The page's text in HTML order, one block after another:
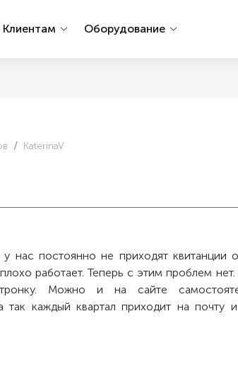
Клиентам Оборудование
KaterinaV
нас постоянно не приходят квитанции
работает. Теперь с этим проблем
Можно и на сайте
каждый квартал приходит на почту